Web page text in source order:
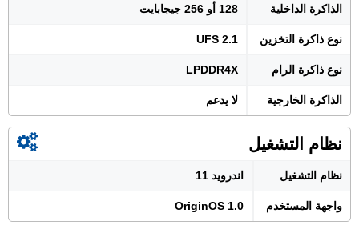
الذاكرة الداخلية 128 أو 256 جيجابايت
نوع ذاكرة التخزين UFS 2.1
نوع ذاكرة الرام LPDDR4X
الذاكرة الخارجية لا يدعم
نظام التشغيل
نظام التشغيل اندرويد 11
واجهة المستخدم OriginOS 1.0